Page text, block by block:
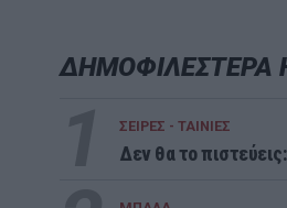
ΔΗΜΟΦΙΛΕΣΤΕΡΑ
ΣΕΙΡΕΣ - ΤΑΙΝΙΕΣ
Δεν θα το πιστεύεις: